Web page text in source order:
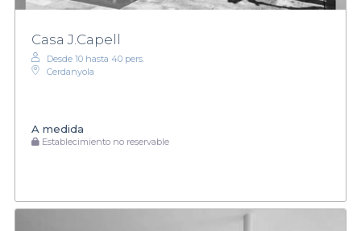
Casa J.Capell
Desde 10 hasta 40 pers.
Cerdanyola
A medida
Establecimiento no reservable